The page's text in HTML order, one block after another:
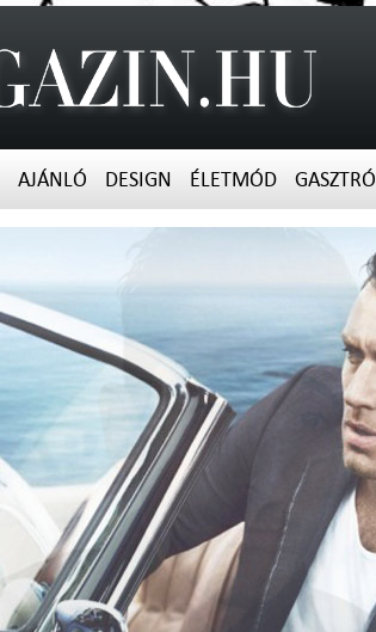
AJÁNLÓ DESIGN ÉLETMÓD GASZTRÓ